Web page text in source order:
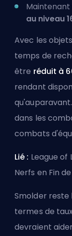
Maintenant
au niveau
Avec les
temps de
être réduit à
rendant
dans les
combats
Lié : League of
Nerfs en Fin
Smolder reste
termes de
devraient